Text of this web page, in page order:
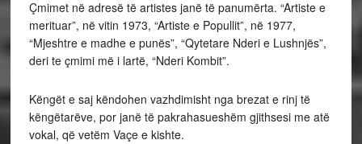
Çmimet në adresë të artistes janë të panumërta. “Artiste e
merituar”, në vitin 1973, “Artiste e Popullit”, në 1977,
“Mjeshtre e madhe e punës”, “Qytetare Nderi e Lushnjës”,
deri te çmimi më i lartë, “Nderi Kombit”.
Këngët e saj këndohen vazhdimisht nga brezat e rinj të
këngëtarëve, por janë të pakrahasueshëm gjithsesi me atë
vokal, që vetëm Vaçe e kishte.